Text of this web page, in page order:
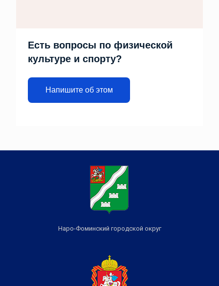
Есть вопросы по физической
культуре и спорту?
Напишите об этом
Наро-Фоминский городской округ